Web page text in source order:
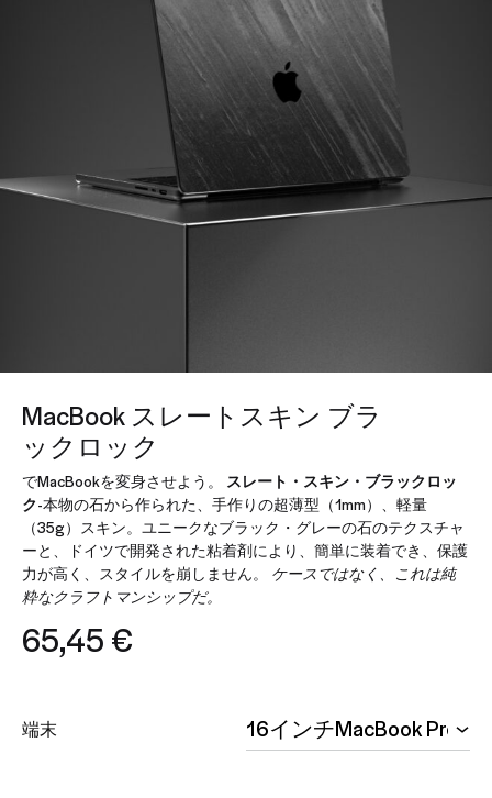
MacBook スレートスキン ブラ
ックロック
でMacBookを変身させよう。 スレート・スキン・ブラックロッ
ク-本物の石から作られた、手作りの超薄型（1mm）、軽量
（35g）スキン。ユニークなブラック・グレーの石のテクスチャ
ーと、ドイツで開発された粘着剤により、簡単に装着でき、保護
力が高く、スタイルを崩しません。 ケースではなく、これは純
粋なクラフトマンシップだ。
65,45 €
端末